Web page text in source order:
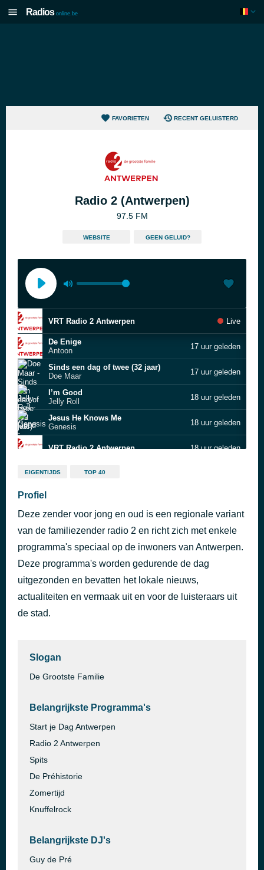
Radios online.be
FAVORIETEN RECENT GELUISTERD
Radio 2 (Antwerpen)
97.5 FM
WEBSITE GEEN GELUID?
VRT Radio 2 Antwerpen Live
De Enige
Antoon
17 uur geleden
Sinds een dag of twee (32 jaar)
Doe Maar
17 uur geleden
I’m Good
Jelly Roll
18 uur geleden
Jesus He Knows Me
Genesis
18 uur geleden
VRT Radio 2 Antwerpen 18 uur geleden
What Makes You Beautiful
Me Gustas Tu
Manu Chao
Hoe dan ook
18 uur geleden
EIGENTIJDS TOP 40
Profiel
Deze zender voor jong en oud is een regionale variant
van de familiezender radio 2 en richt zich met enkele
programma's speciaal op de inwoners van Antwerpen.
Deze programma's worden gedurende de dag
uitgezonden en bevatten het lokale nieuws,
actualiteiten en vermaak uit en voor de luisteraars uit
de stad.
Slogan
De Grootste Familie
Belangrijkste Programma's
Start je Dag Antwerpen
Radio 2 Antwerpen
Spits
De Préhistorie
Zomertijd
Knuffelrock
Belangrijkste DJ's
Guy de Pré